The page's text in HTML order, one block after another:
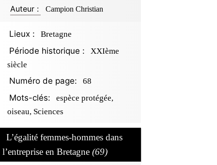
Auteur : Campion Christian
Lieux : Bretagne
Période historique :
XXIème
siècle
Numéro de page: 68
Mots-clés:
espèce protégée,
oiseau, Sciences
L’égalité femmes-hommes dans
l’entreprise en Bretagne (69)